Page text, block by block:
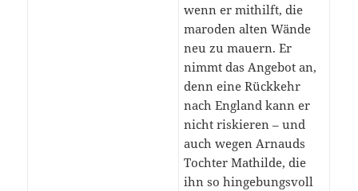
wenn er mithilft, die
maroden alten Wände
neu zu mauern. Er
nimmt das Angebot an,
denn eine Rückkehr
nach England kann er
nicht riskieren – und
auch wegen Arnauds
Tochter Mathilde, die
ihn so hingebungsvoll